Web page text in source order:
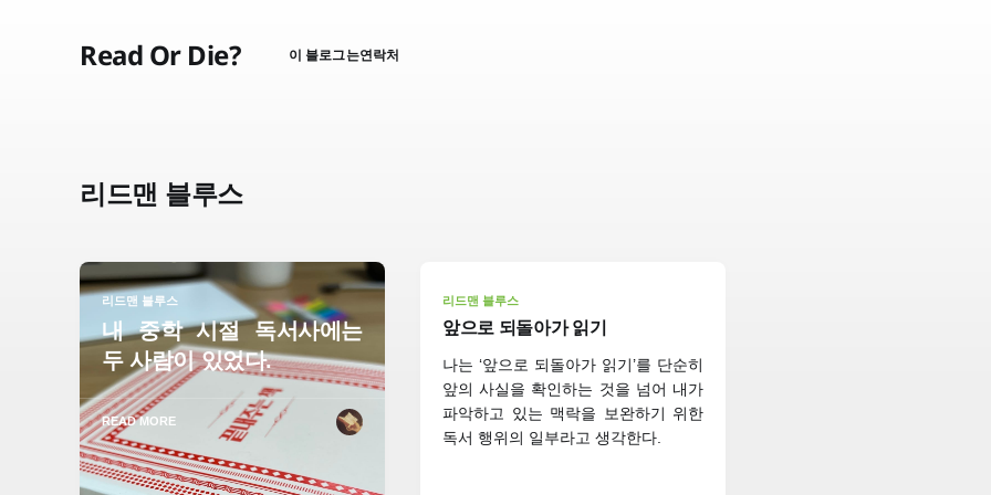
Read Or Die? 이 블로그는연락처
리드맨 블루스
리드맨 블루스
내 중학 시절 독서사에는
두 사람이 있었다.
READ MORE
리드맨 블루스
앞으로 되돌아가 읽기
나는 ‘앞으로 되돌아가 읽기’를 단순히
앞의 사실을 확인하는 것을 넘어 내가
파악하고 있는 맥락을 보완하기 위한
독서 행위의 일부라고 생각한다.